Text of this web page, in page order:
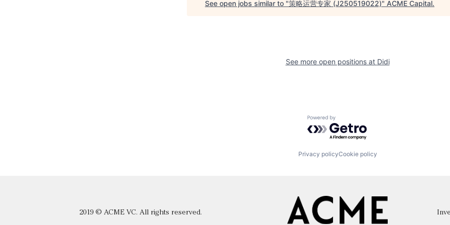
See open jobs similar to "策略运营专家 (J250519022)" ACME Capital.
See more open positions at Didi
Powered by Getro.com
Privacy policyCookie policy
2019 © ACME VC. All rights reserved.